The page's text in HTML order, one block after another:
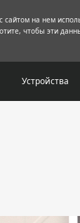
на нем
чтобы эти
Устройства